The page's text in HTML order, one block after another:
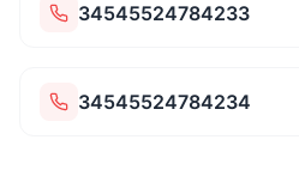
34545524784233
34545524784234